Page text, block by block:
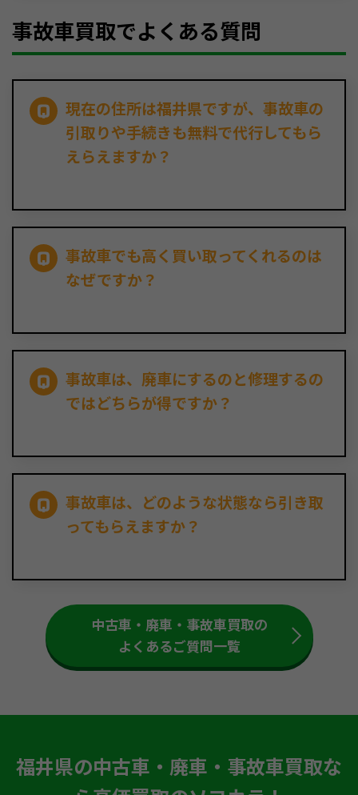
事故車買取でよくある質問
現在の住所は福井県ですが、事故車の
引取りや手続きも無料で代行してもら
えらえますか？
事故車でも高く買い取ってくれるのは
なぜですか？
事故車は、廃車にするのと修理するの
ではどちらが得ですか？
事故車は、どのような状態なら引き取
ってもらえますか？
中古車・廃車・事故車買取の
よくあるご質問一覧
福井県の中古車・廃車・事故車買取な